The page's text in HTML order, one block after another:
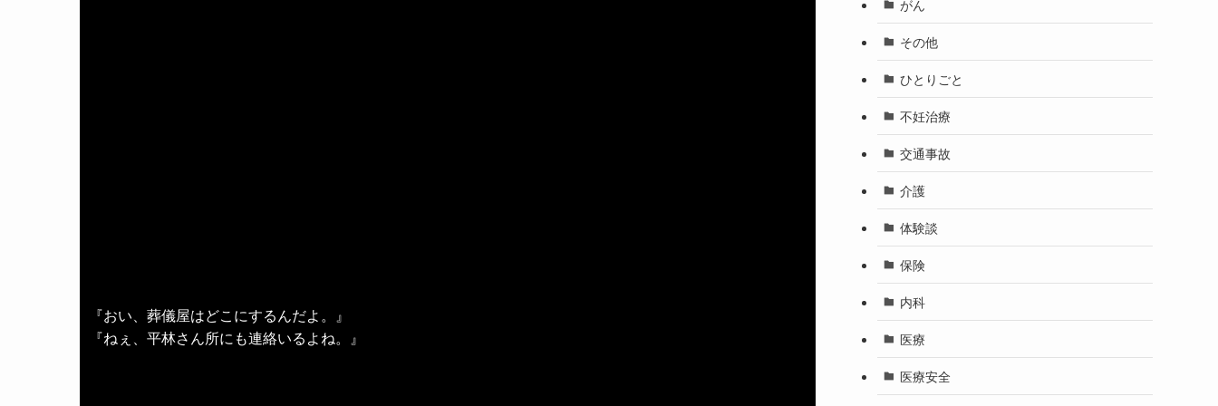
『おい、葬儀屋はどこにするんだよ。』
『ねぇ、平林さん所にも連絡いるよね。』
がん
その他
ひとりごと
不妊治療
交通事故
介護
体験談
保険
内科
医療
医療安全